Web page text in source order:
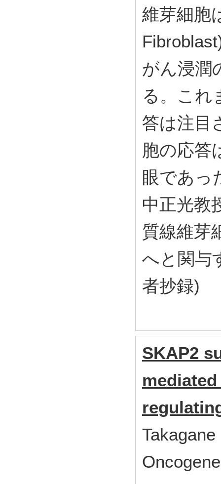
維芽細胞
がん浸潤
る。これ
答は注目
胞の応答
眼であっ
中正光教
質線維芽
へと関与
者抄録)
SKAP2
Takagane